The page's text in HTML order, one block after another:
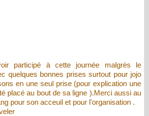
quelques bonnes prises surtout pour jojo
en une seul prise (pour explication une
placé au bout de sa ligne ).Merci aussi au
pour son acceuil et pour l'organisation .